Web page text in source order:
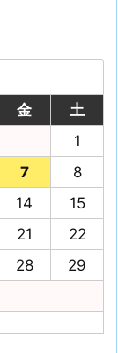
金
土
1
7
8
14
15
21
22
28
29